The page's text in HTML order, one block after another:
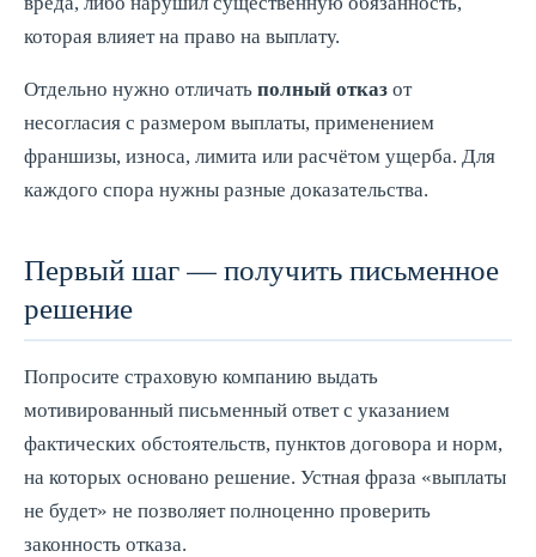
которая влияет на право на выплату.
Отдельно нужно отличать полный отказ от
несогласия с размером выплаты, применением
франшизы, износа, лимита или расчётом ущерба. Для
каждого спора нужны разные доказательства.
Первый шаг — получить письменное
решение
Попросите страховую компанию выдать
мотивированный письменный ответ с указанием
фактических обстоятельств, пунктов договора и норм,
на которых основано решение. Устная фраза «выплаты
не будет» не позволяет полноценно проверить
законность отказа.